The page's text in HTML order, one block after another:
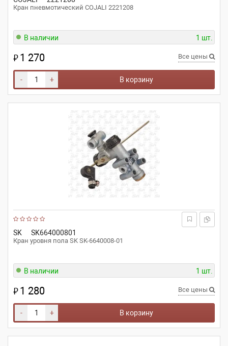
Кран пневмотический COJALI 2221208
В наличии 1 шт.
₽1 270 Все цены
- + В корзину
SK SK664000801
Кран уровня пола SK SK-6640008-01
В наличии 1 шт.
₽1 280 Все цены
- + В корзину